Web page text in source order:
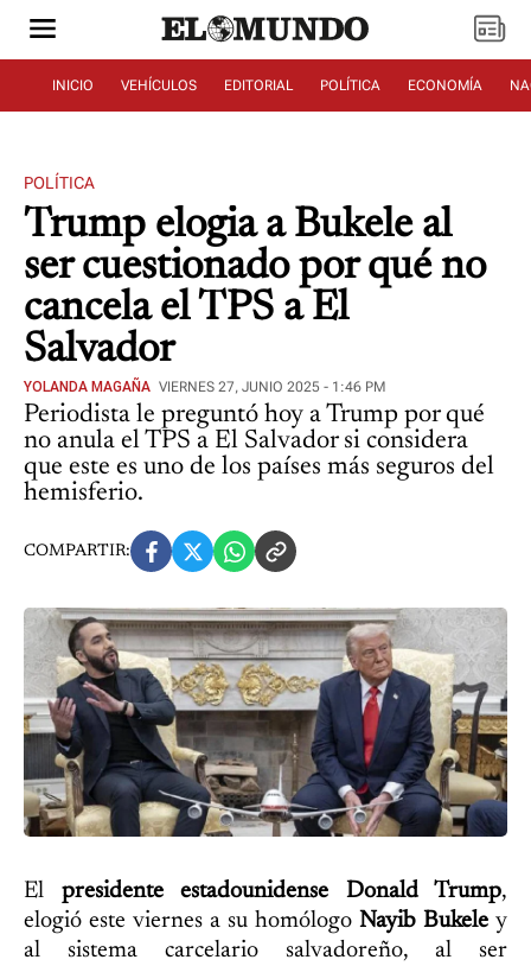
INICIO VEHÍCULOS EDITORIAL POLÍTICA ECONOMÍA
POLÍTICA
Trump elogia a Bukele al
ser cuestionado por qué no
cancela el TPS a El
Salvador
YOLANDA MAGAÑA VIERNES 27, JUNIO 2025 - 1:46 PM
Periodista le preguntó hoy a Trump por qué
no anula el TPS a El Salvador si considera
que este es uno de los países más seguros del
hemisferio.
COMPARTIR:
El presidente estadounidense Donald Trump,
elogió este viernes a su homólogo Nayib Bukele y
al sistema carcelario salvadoreño, al ser